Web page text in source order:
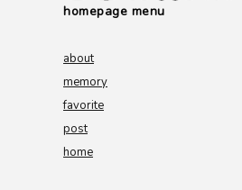
homepage menu
about
memory
favorite
post
home